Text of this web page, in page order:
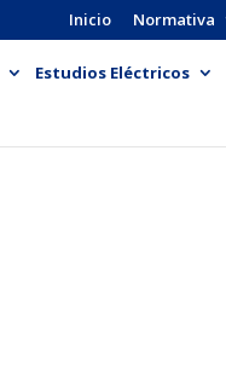
Inicio Normativa
Estudios Eléctricos